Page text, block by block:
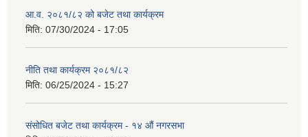
आ.व. २०८१/८२ को बजेट तथा कार्यक्रम
मिति: 07/30/2024 - 17:05
नीति तथा कार्यक्रम २०८१/८२
मिति: 06/25/2024 - 15:27
संसोधित बजेट तथा कार्यक्रम - १४ औं नगरसभा